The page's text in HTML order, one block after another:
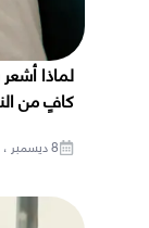
لماذا
كافٍ من
8 ديسمبر ، 2022